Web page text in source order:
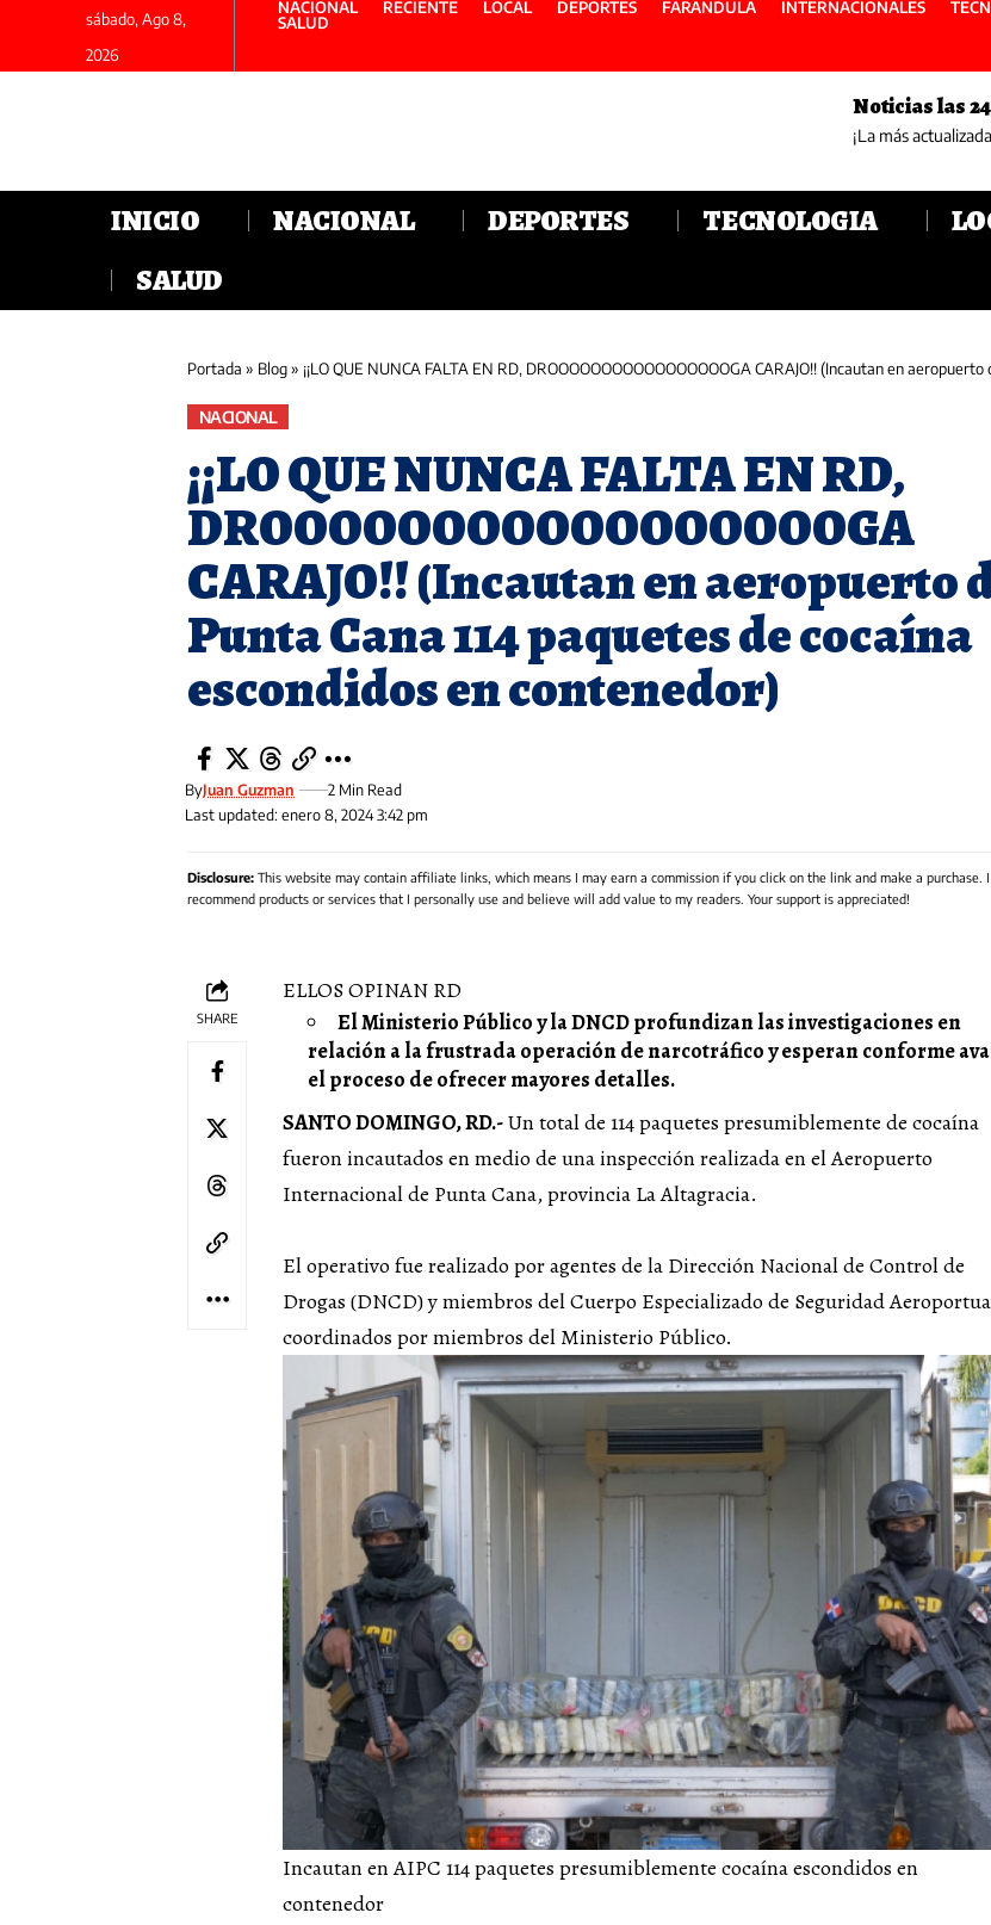
sábado, Ago 8,
2026
NACIONAL RECIENTE LOCAL DEPORTES FARANDULA INTERNACIONALES
SALUD
Noticias las
¡La más
INICIO NACIONAL DEPORTES TECNOLOGIA
SALUD
Portada » Blog» ¡¡LO QUE NUNCA FALTA EN RD, DROOOOOOOOOOOOOOOOOGA CARAJO!! (Incautan en aeropuerto de Punta Cana 114 paquetes de cocaína escondidos en
NACIONAL
¡¡LO QUE NUNCA FALTA EN RD,
DROOOOOOOOOOOOOOOOOGA
CARAJO!! (Incautan en aeropuerto
Punta Cana 114 paquetes de cocaína
escondidos en contenedor)
Last updated: enero 8, 2024 3:42 pm
ByJuan Guzman 2 Min Read
Disclosure: This website may contain affiliate links, which means I may earn a commission if you click on the link and make a purchase.
recommend products or services that I personally use and believe will add value to my readers. Your support is appreciated!
SHARE
ELLOS OPINAN RD
El Ministerio Público y la DNCD profundizan las investigaciones en
relación a la frustrada operación de narcotráfico y esperan conforme
el proceso de ofrecer mayores detalles.
SANTO DOMINGO, RD.-Un total de 114 paquetes presumiblemente de cocaína
fueron incautados en medio de una inspección realizada en el Aeropuerto
Internacional de Punta Cana, provincia La Altagracia.
El operativo fue realizado por agentes de la Dirección Nacional de Control de
Drogas (DNCD) y miembros del Cuerpo Especializado de Seguridad
coordinados por miembros del Ministerio Público.
Incautan en AIPC 114 paquetes presumiblemente cocaína escondidos en
contenedor